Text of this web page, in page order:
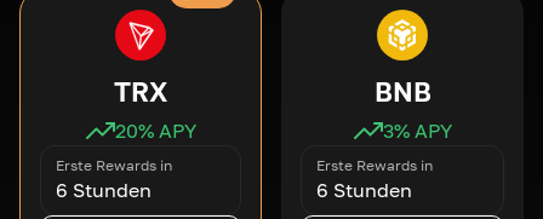
TRX
20% APY
Erste Rewards in
6 Stunden
BNB
3% APY
Erste Rewards in
6 Stunden